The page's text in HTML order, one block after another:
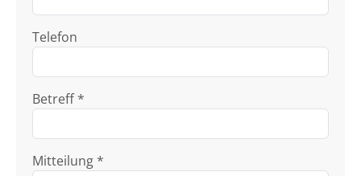
Telefon
Betreff *
Mitteilung *